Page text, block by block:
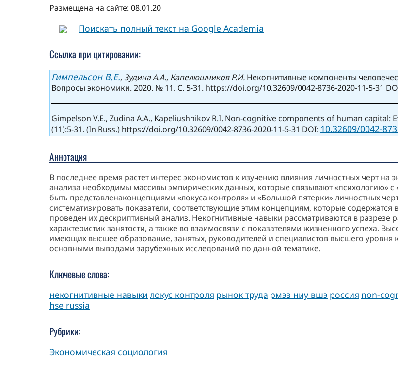
Размещена на сайте: 08.01.20
Поискать полный текст на Google Academia
Ссылка при цитировании:
Гимпельсон В.Е., Зудина А.А., Капелюшников Р.И. Некогнитивные компоненты
Вопросы экономики. 2020. № 11. С. 5-31. https://doi.org/10.32609/0042-8736-2020-11-5-31
Gimpelson V.E., Zudina A.A., Kapeliushnikov R.I. Non-cognitive components of human capital:
(11):5-31. (In Russ.) https://doi.org/10.32609/0042-8736-2020-11-5-31 DOI: 10.32609/0042-
Аннотация
В последнее время растет интерес экономистов к изучению влияния личностных черт
анализа необходимы массивы эмпирических данных, которые связывают «психологию»
быть представленаконцепциями «локуса контроля» и «Большой пятерки» личностных
систематизировать показатели, соответствующие этим концепциям, которые
проведен их дескриптивный анализ. Некогнитивные навыки рассматриваются в разрезе
характеристик занятости, а также во взаимосвязи с показателями жизненного успеха.
имеющих высшее образование, занятых, руководителей и специалистов высшего уровня
основными выводами зарубежных исследований по данной тематике.
Ключевые слова:
некогнитивные навыки локус контроля рынок труда рмэз ниу вшэ россия non-
hse russia
Рубрики:
Экономическая социология